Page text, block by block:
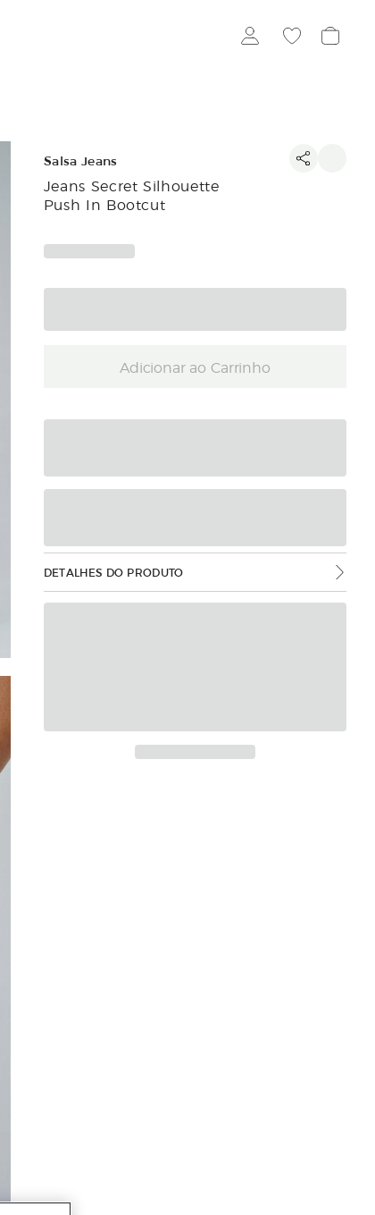
Salsa Jeans
Jeans Secret Silhouette
Push In Bootcut
Adicionar ao Carrinho
DETALHES DO PRODUTO